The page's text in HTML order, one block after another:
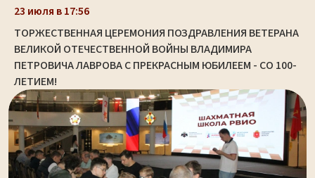
23 июля в 17:56
ТОРЖЕСТВЕННАЯ ЦЕРЕМОНИЯ ПОЗДРАВЛЕНИЯ ВЕТЕРАНА
ВЕЛИКОЙ ОТЕЧЕСТВЕННОЙ ВОЙНЫ ВЛАДИМИРА
ПЕТРОВИЧА ЛАВРОВА С ПРЕКРАСНЫМ ЮБИЛЕЕМ - СО 100-
ЛЕТИЕМ!